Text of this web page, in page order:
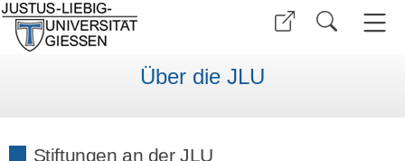
Über die JLU
Stiftungen an der JLU